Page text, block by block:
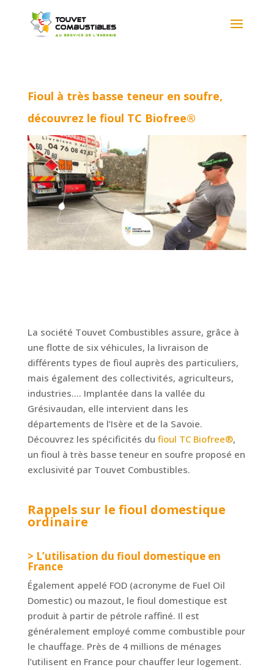
Fioul à très basse teneur en soufre,
découvrez le fioul TC Biofree®
La société Touvet Combustibles assure, grâce à
une flotte de six véhicules, la livraison de
différents types de fioul auprès des particuliers,
mais également des collectivités, agriculteurs,
industries…. Implantée dans la vallée du
Grésivaudan, elle intervient dans les
départements de l’Isère et de la Savoie.
Découvrez les spécificités du fioul TC Biofree®,
un fioul à très basse teneur en soufre proposé en
exclusivité par Touvet Combustibles.
Rappels sur le fioul domestique
ordinaire
> L’utilisation du fioul domestique en
France
Également appelé FOD (acronyme de Fuel Oil
Domestic) ou mazout, le fioul domestique est
produit à partir de pétrole raffiné. Il est
généralement employé comme combustible pour
le chauffage. Près de 4 millions de ménages
l’utilisent en France pour chauffer leur logement.